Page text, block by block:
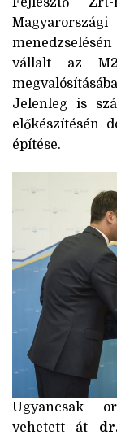
vállalt az
Jelenleg is
előkészítésén
építése.
Ugyancsak
vehetett át